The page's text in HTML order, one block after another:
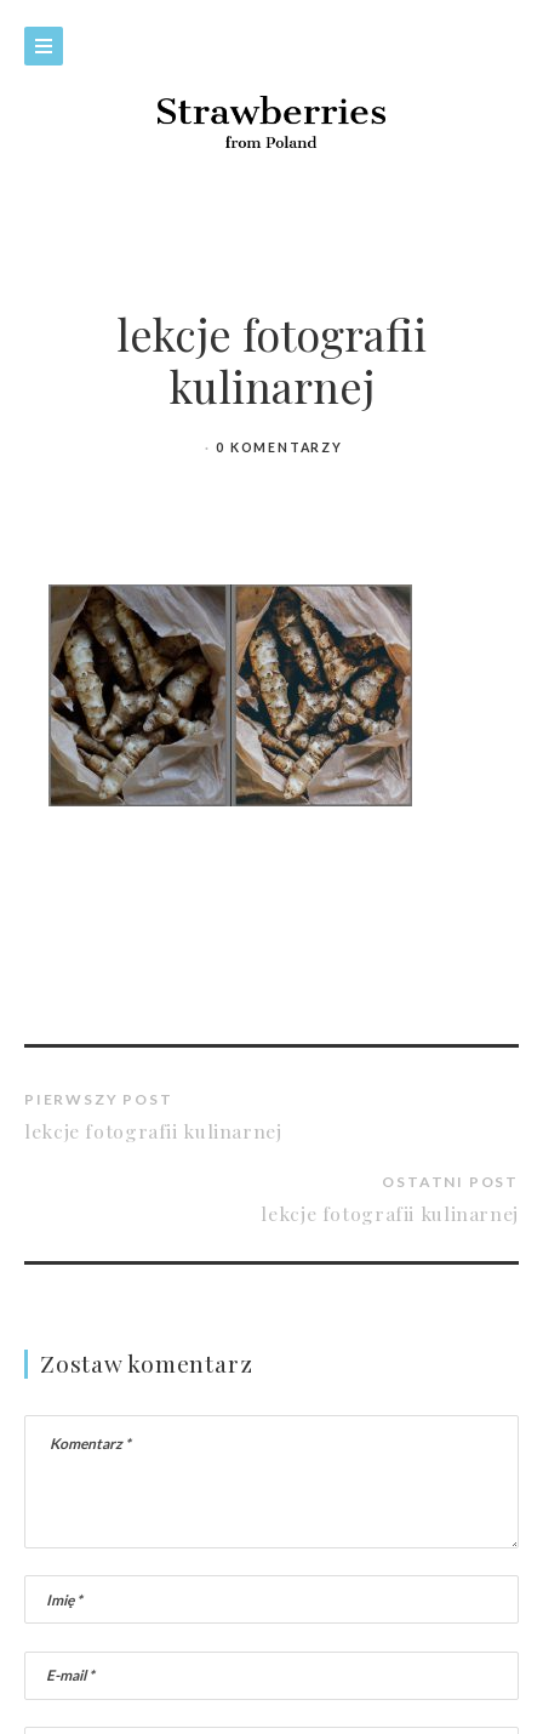
lekcje fotografii
kulinarnej
0 KOMENTARZY
PIERWSZY POST
lekcje fotografii kulinarnej
OSTATNI POST
lekcje fotografii kulinarnej
Zostaw komentarz